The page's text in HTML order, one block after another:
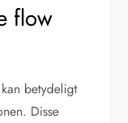
flow
betydeligt
Disse